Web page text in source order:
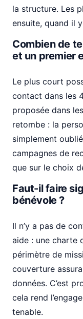
la structure. Les
ensuite, quand il
Combien de
et un premier
Le plus court
contact dans les
proposée dans
retombe : la
simplement
campagnes de
que sur le choix
Faut-il faire
bénévole ?
Il n’y a pas de
aide : une charte
périmètre de
couverture
données. C’est
cela rend
tenable.